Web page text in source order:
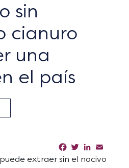
sin
cianuro
una
el país
Facebook
TwitterLinkedIn
extraer sin el nocivo